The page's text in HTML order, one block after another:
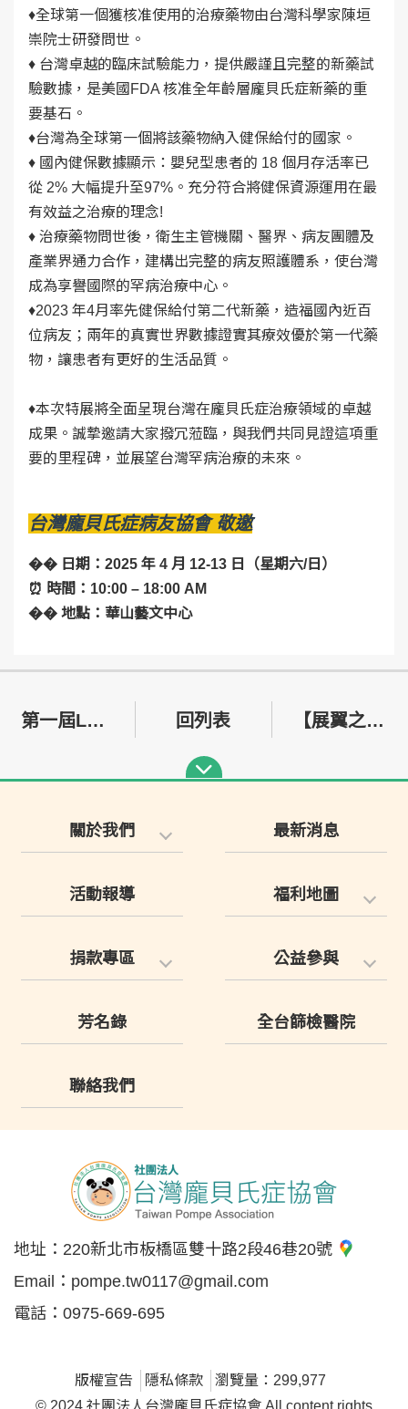
♦全球第一個獲核准使用的治療藥物由台灣科學家陳垣
崇院士研發問世。
♦ 台灣卓越的臨床試驗能力，提供嚴謹且完整的新藥試
驗數據，是美國FDA 核准全年齡層龐貝氏症新藥的重
要基石。
♦台灣為全球第一個將該藥物納入健保給付的國家。
♦ 國內健保數據顯示：嬰兒型患者的 18 個月存活率已
從 2% 大幅提升至97%。充分符合將健保資源運用在最
有效益之治療的理念!
♦ 治療藥物問世後，衛生主管機關、醫界、病友團體及
產業界通力合作，建構出完整的病友照護體系，使台灣
成為享譽國際的罕病治療中心。
♦2023 年4月率先健保給付第二代新藥，造福國內近百
位病友；兩年的真實世界數據證實其療效優於第一代藥
物，讓患者有更好的生活品質。
♦本次特展將全面呈現台灣在龐貝氏症治療領域的卓越
成果。誠摯邀請大家撥冗蒞臨，與我們共同見證這項重
要的里程碑，並展望台灣罕病治療的未來。
台灣龐貝氏症病友協會 敬邀
�� 日期：2025 年 4 月 12-13 日（星期六/日）
⏰ 時間：10:00 – 18:00 AM
�� 地點：華山藝文中心
第一屆LOPD感恩餐會-屬於大人的聚會 回列表 【展翼之後，我們願成為光——獻給 0415 International Pompe Day】
關於我們 最新消息
活動報導 福利地圖
捐款專區 公益參與
芳名錄 全台篩檢醫院
聯絡我們
地址： 220新北市板橋區雙十路2段46巷20號
Email： pompe.tw0117@gmail.com
電話： 0975-669-695
版權宣告 隱私條款
瀏覽量：299,977
© 2024 社團法人台灣龐貝氏症協會 All content rights